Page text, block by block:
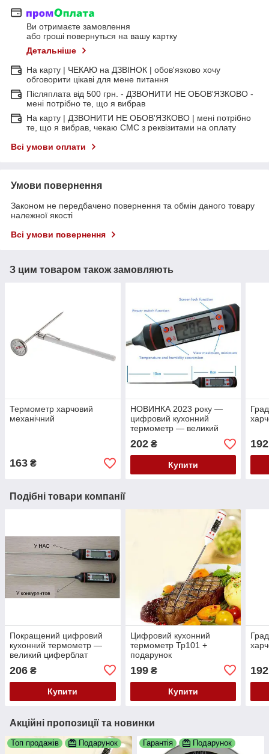
Ви отримаєте замовлення
або гроші повернуться на вашу картку
Детальніше
На карту | ЧЕКАЮ на ДЗВІНОК | обов'язково хочу
обговорити цікаві для мене питання
Післяплата від 500 грн. - ДЗВОНИТИ НЕ ОБОВ'ЯЗКОВО -
мені потрібно те, що я вибрав
На карту | ДЗВОНИТИ НЕ ОБОВ'ЯЗКОВО | мені потрібно
те, що я вибрав, чекаю СМС з реквізитами на оплату
Всі умови оплати
Умови повернення
Законом не передбачено повернення та обмін даного товару
належної якості
Всі умови повернення
З цим товаром також замовляють
Термометр харчовий
механічний
163 ₴
НОВИНКА 2023 року —
цифровий кухонний
термометр — великий
202₴
Купити
192
Подібні товари компанії
Покращений цифровий
кухонний термометр —
великий циферблат
206 ₴
Купити
Цифровий кухонний
термометр Тр101 +
подарунок
199₴
Купити
192
Акційні пропозиції та новинки
Топ продажів Подарунок Гарантія Подарунок